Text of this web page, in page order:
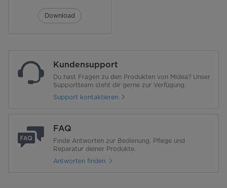
Schleuderzahl einstellbar
Extra Spülen
Wäsche nachlegen
Baumwolle Kaltwäsche
Download
Kundensupport
Du hast Fragen zu den Produkten von Midea? Unser
Supportteam steht dir gerne zur Verfügung.
Support kontaktieren
FAQ
Finde Antworten zur Bedienung, Pflege und
Reparatur deiner Produkte.
Antworten finden